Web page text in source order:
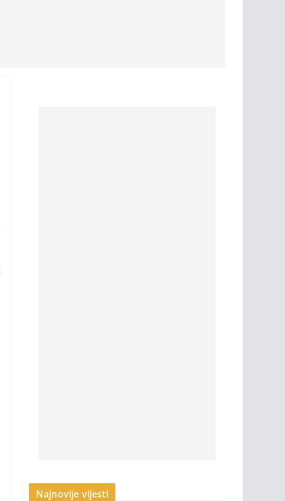
Najnovije vijesti